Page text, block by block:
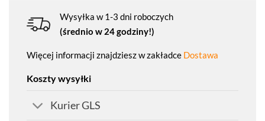
Wysyłka w 1-3 dni roboczych
(średnio w 24 godziny!)
Więcej informacji znajdziesz w zakładce Dostawa
Koszty wysyłki
Kurier GLS